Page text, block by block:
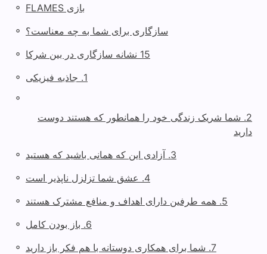
◦ بازی FLAMES
◦ سازگاری برای شما به چه معناست؟
◦ 15 نشانه سازگاری در بین شرکا
◦ 1. جاذبه فیزیکی
◦
2. شما شریک زندگی خود را همانطور که هستند دوست
دارید
◦ 3. آزادی این که همانی باشید که هستید
◦ 4. عشق شما تزلزل ناپذیر است
◦ 5. همه طرفین دارای اهداف و منافع مشترک هستند
◦ 6. باز بودن کامل
◦ 7. شما برای همکاری دوستانه با هم فکر باز دارید